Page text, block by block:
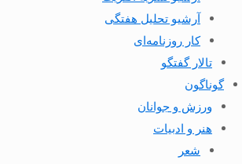
آرشیو تحلیل هفتگی
کار روزنامه‌ای
تالار گفتگو
گوناگون
ورزش و جوانان
هنر و ادبیات
شعر